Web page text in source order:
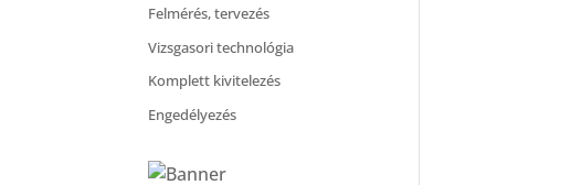
Felmérés, tervezés
Vizsgasori technológia
Komplett kivitelezés
Engedélyezés